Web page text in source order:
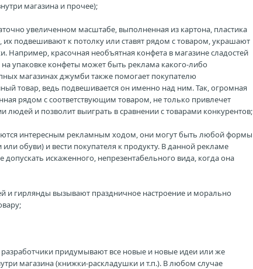
магазина и прочее);
увеличенном масштабе, выполненная из картона, пластика
их подвешивают к потолку или ставят рядом с товаром, украшают
красочная необъятная конфета в магазине сладостей
упаковке конфеты может быть реклама какого-либо
магазинах джумби также помогает покупателю
товар, ведь подвешивается он именно над ним. Так, огромная
рядом с соответствующим товаром, не только привлечет
людей и позволит выиграть в сравнении с товарами конкурентов;
интересным рекламным ходом, они могут быть любой формы
обуви) и вести покупателя к продукту. В данной рекламе
допускать искаженного, непрезентабельного вида, когда она
и гирлянды вызывают праздничное настроение и морально
придумывают все новые и новые идеи или же
магазина (книжки-раскладушки и т.п.). В любом случае